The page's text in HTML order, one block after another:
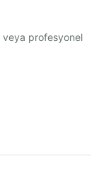
veya profesyonel